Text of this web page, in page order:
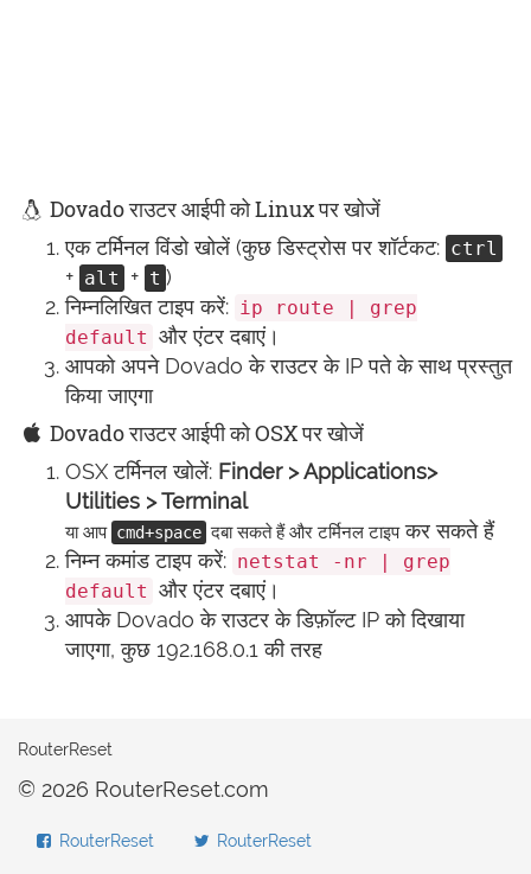
Dovado राउटर आईपी को Linux पर खोजें
एक टर्मिनल विंडो खोलें (कुछ डिस्ट्रोस पर शॉर्टकट: ctrl
+ alt + t )
निम्नलिखित टाइप करें: ip route | grep
default और एंटर दबाएं।
आपको अपने Dovado के राउटर के IP पते के साथ प्रस्तुत
किया जाएगा
Dovado राउटर आईपी को OSX पर खोजें
OSX टर्मिनल खोलें: Finder > Applications>
Utilities > Terminal
या आप cmd+space दबा सकते हैं और टर्मिनल टाइपकर सकते हैं
निम्न कमांड टाइप करें: netstat -nr | grep
default और एंटर दबाएं।
आपके Dovado के राउटर के डिफ़ॉल्ट IP को दिखाया
जाएगा, कुछ 192.168.0.1 की तरह
RouterReset
© 2026 RouterReset.com
RouterReset RouterReset